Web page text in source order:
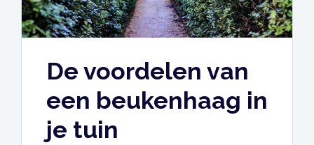
De voordelen van
een beukenhaag in
je tuin